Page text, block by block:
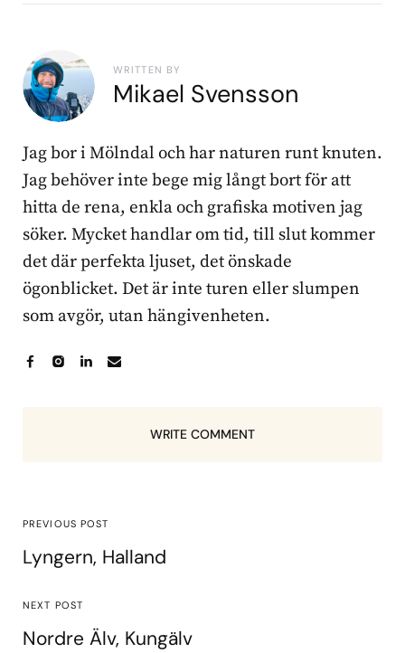
WRITTEN BY
Mikael Svensson
Jag bor i Mölndal och har naturen runt knuten.
Jag behöver inte bege mig långt bort för att
hitta de rena, enkla och grafiska motiven jag
söker. Mycket handlar om tid, till slut kommer
det där perfekta ljuset, det önskade
ögonblicket. Det är inte turen eller slumpen
som avgör, utan hängivenheten.
WRITE COMMENT
PREVIOUS POST
Lyngern, Halland
NEXT POST
Nordre Älv, Kungälv